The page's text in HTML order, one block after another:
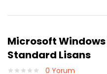
Beni Hatırla
Microsoft Windows
Standard Lisans
0 Yorum